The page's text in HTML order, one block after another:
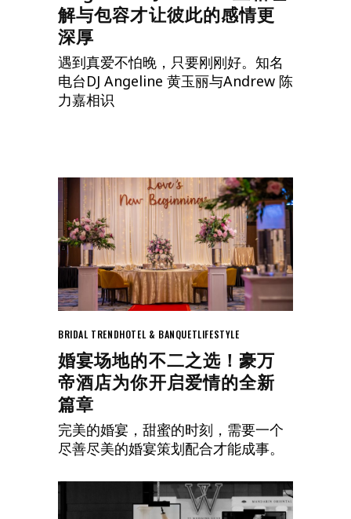
解与包容才让彼此的感情更
深厚
遇到真爱不怕晚，只要刚刚好。知名
电台DJ Angeline 黄玉丽与Andrew 陈
力嘉相识
BRIDAL TRENDHOTEL & BANQUETLIFESTYLE
婚宴场地的不二之选！豪万
帝酒店为你开启爱情的全新
篇章
完美的婚宴，甜蜜的时刻，需要一个
尽善尽美的婚宴策划配合才能成事。